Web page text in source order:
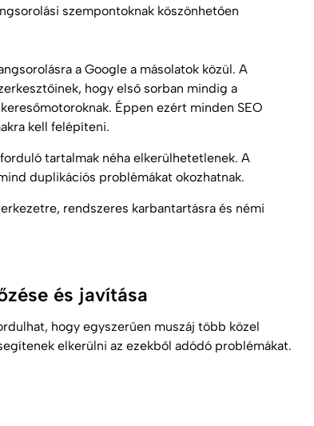
szempontoknak köszönhetően
a Google a másolatok közül. A
hogy első sorban mindig a
Éppen ezért minden SEO
kell felépíteni.
tartalmak néha elkerülhetetlenek. A
duplikációs problémákat okozhatnak.
rendszeres karbantartásra és némi
és javítása
hogy egyszerűen muszáj több közel
elkerülni az ezekből adódó problémákat.